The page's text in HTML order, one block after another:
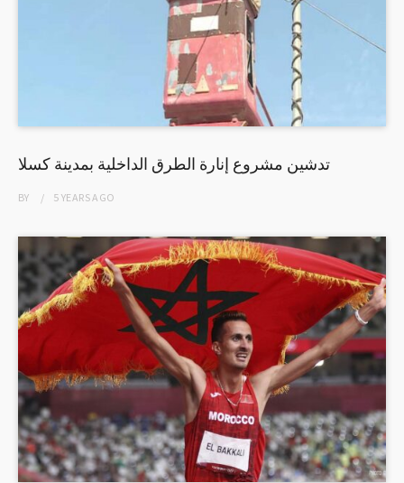
تدشين مشروع إنارة الطرق الداخلية بمدينة كسلا
BY 5 YEARSAGO